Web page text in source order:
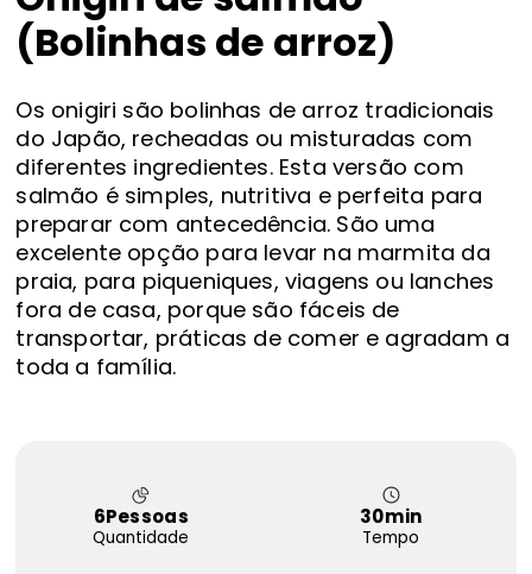
FAQS
Contactos
(Bolinhas de arroz)
Os onigiri são bolinhas de arroz tradicionais
do Japão, recheadas ou misturadas com
diferentes ingredientes. Esta versão com
salmão é simples, nutritiva e perfeita para
preparar com antecedência. São uma
excelente opção para levar na marmita da
praia, para piqueniques, viagens ou lanches
fora de casa, porque são fáceis de
transportar, práticas de comer e agradam a
toda a família.
6Pessoas
Quantidade
30min
Tempo